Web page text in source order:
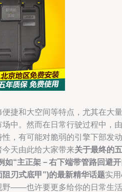
捷和大空间等特点，尤其在大量
中。然而在日常行驶过程中，由
，有可能对脆弱的引擎下部发动
天由此给大家带来关于最终的五
如“主正架－右下端带管路回避
刃式底甲”)的最新精华话题实
野——也许要更多给你的日常生活